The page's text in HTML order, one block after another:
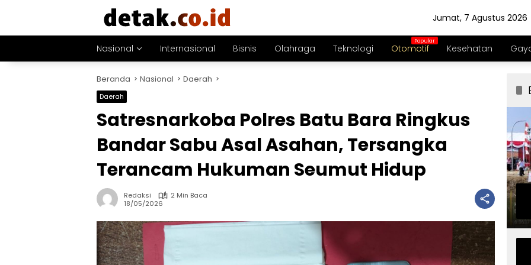
Jumat, 7 Agustus 2026
Nasional Internasional Bisnis Olahraga Teknologi Otomotif Kesehatan
Beranda Nasional Daerah
Daerah
Satresnarkoba Polres Batu Bara Ringkus
Bandar Sabu Asal Asahan, Tersangka
Terancam Hukuman Seumut Hidup
Redaksi
2 Min Baca
18/05/2026